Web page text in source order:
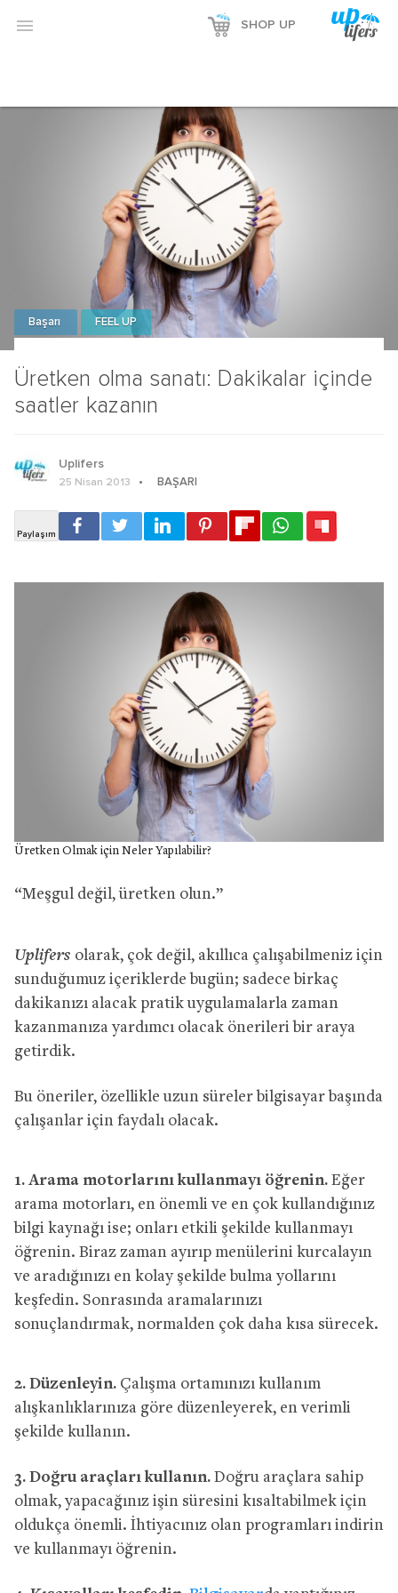
 SHOP UP
Üretken olma sanatı: Dakikalar içinde
saatler kazanın
Başarı FEEL UP
Uplifers
25 Nisan 2013 BAŞARI
Üretken Olmak için Neler Yapılabilir?
“Meşgul değil, üretken olun.”
Uplifers olarak, çok değil, akıllıca çalışabilmeniz için
sunduğumuz içeriklerde bugün; sadece birkaç
dakikanızı alacak pratik uygulamalarla zaman
kazanmanıza yardımcı olacak önerileri bir araya
getirdik.
Bu öneriler, özellikle uzun süreler bilgisayar başında
çalışanlar için faydalı olacak.
1. Arama motorlarını kullanmayı öğrenin. Eğer
arama motorları, en önemli ve en çok kullandığınız
bilgi kaynağı ise; onları etkili şekilde kullanmayı
öğrenin. Biraz zaman ayırıp menülerini kurcalayın
ve aradığınızı en kolay şekilde bulma yollarını
keşfedin. Sonrasında aramalarınızı
sonuçlandırmak, normalden çok daha kısa sürecek.
2. Düzenleyin. Çalışma ortamınızı kullanım
alışkanlıklarınıza göre düzenleyerek, en verimli
şekilde kullanın.
3. Doğru araçları kullanın. Doğru araçlara sahip
olmak, yapacağınız işin süresini kısaltabilmek için
oldukça önemli. İhtiyacınız olan programları indirin
ve kullanmayı öğrenin.